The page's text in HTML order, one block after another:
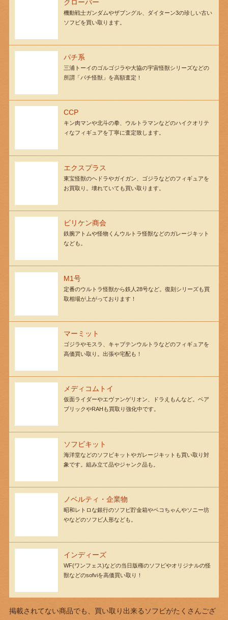
クローバー
機動戦士ガンダムやザブングル、ダイターン3の珍しい古い
ソフビを買い取ります。
パチ系
三浦トーイのゴルゴジラや大協の宇宙怪獣シリーズなどの
所謂「パチ怪獣」を高額査定！
CCP
キン肉マンや北斗の拳、ウルトラマンなどのハイクオリテ
ィなフィギュアを丁寧に査定致します。
エクスプラス
東宝怪獣のヘドラやガイガン、ゴジラなどのフィギュアを
お買取り。壊れていても買い取ります。
ビリケン商会
鉄腕アトムや怪物くんウルトラ怪獣などのガレージキット
なども。
M1号
定番のウルトラ怪獣から鉄人28号など。復刻シリーズも買
取相場が上がっております！
マーミット
ゴジラやモスラ、キャプテンウルトラなどのフィギュアを
高価買い取り。出張や宅配も！
メディコムトイ
仮面ライダーやエヴァンゲリオン、ドラえもんなど。ベア
ブリックやRAHも買取り強化中です。
ソフビキット
海洋堂などのソフビキットやガレージキットも買い取り対
象です。組み立て品やジャンク品も。
ノベルティ・企業物
昭和レトロな銀行のソフビ貯金箱やペコちゃんやソニー坊
やなどのソフビ人形なども。
インディーズ
WF(ワンフェス)などの当日版権のソフビやオリジナルの怪
獣などのsofviを高価買い取り！
掲載されてない商品でも、買い取り出来るソフビがたくさんござ